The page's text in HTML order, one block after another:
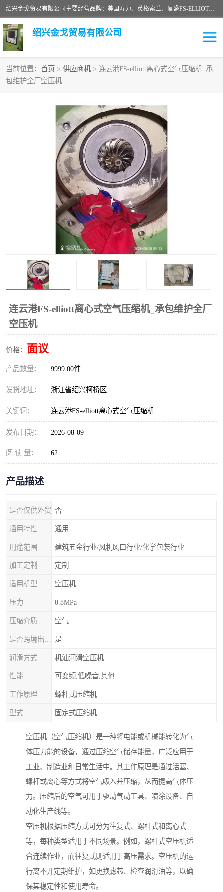
绍兴金戈贸易有限公司主要经营品牌：美国寿力、英格索兰、复盛FS-ELLIOTT，库伯COOPER、阿特拉斯等品牌空压机及配件销售；承接全厂空气压缩机管理、维护保养；节能改造；气体干燥机销售、维护、维修、保养。销售各种品牌空压机空气滤芯、油滤芯、油气分离器；精密过滤器滤芯；除油雾滤芯；抽真空滤芯，消音器，疏水器。劳务承接：全厂空压机维修保养工程，安装工程；移机或汰换工程；节能改造工程等。
绍兴金戈贸易有限公司
当前位置： 首页 > 供应商机 > 连云港FS-elliott离心式空气压缩机_承
包维护全厂空压机
连云港FS-elliott离心式空气压缩机_承包维护全厂
空压机
价格： 面议
产品数量： 9999.00件
发货地址： 浙江省绍兴柯桥区
关键词： 连云港FS-elliott离心式空气压缩机
发布日期： 2026-08-09
阅 读 量： 62
产品描述
是否仅供外贸 否
通用特性 通用
用途范围 建筑五金行业/风机风口行业/化学包装行业
加工定制 定制
适用机型 空压机
压力 0.8MPa
压缩介质 空气
是
润滑方式 机油润滑空压机
性能 可变频,低噪音,其他
工作原理 螺杆式压缩机
型式 固定式压缩机
空压机（空气压缩机）是一种将电能或机械能转化为气
体压力能的设备，通过压缩空气储存能量，广泛应用于
工业、制造业和日常生活中。其工作原理是通过活塞、
螺杆或离心等方式将空气吸入并压缩，从而提高气体压
力。压缩后的空气可用于驱动气动工具、喷涂设备、自
动化生产线等。
空压机根据压缩方式可分为往复式、螺杆式和离心式
等，每种类型适用于不同场景。例如，螺杆式空压机适
合连续作业，而往复式则适用于高压需求。空压机的运
行离不开定期维护，如更换滤芯、检查润滑油等，以确
保其稳定性和使用寿命。
二手空压机
英格索兰配件
闽台富源特种陶瓷
美国寿力空压机零部件 英格索兰离心机空滤芯
英格索兰COOPER离心机 库伯卡麦隆离心机零件
微电脑控制器 离心式压缩机高速转子组
复盛离心机零件 中冷耐高温气侧密封胶垫
空气过滤器 阿特拉斯
冷却器 复盛FS-elliott离心机零件
CAMERON空压机维修 CAMERON空压机显示屏